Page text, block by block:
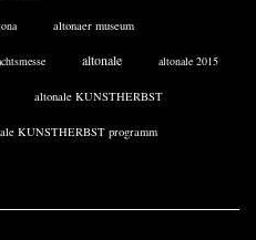
altonaer museum
altonale altonale 2015
altonale KUNSTHERBST
KUNSTHERBST programm